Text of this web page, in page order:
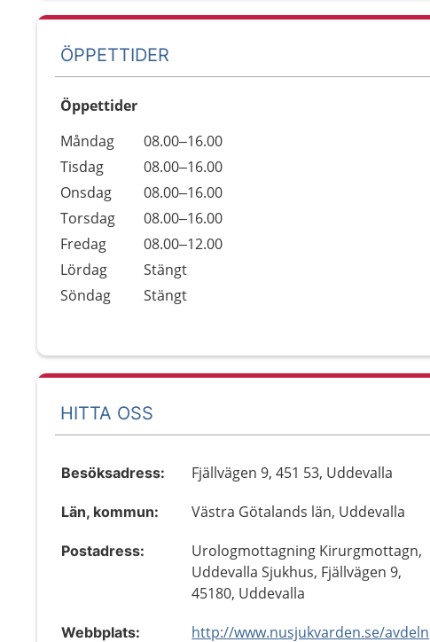
ÖPPETTIDER
Öppettider
Dag
Öppettider
Kommentarer
Måndag
08.00–16.00
Tisdag
08.00–16.00
Onsdag
08.00–16.00
Torsdag
08.00–16.00
Fredag
08.00–12.00
Lördag
Stängt
Söndag
Stängt
HITTA OSS
Besöksadress: Fjällvägen 9, 451 53, Uddevalla
Län, kommun: Västra Götalands län, Uddevalla
Postadress:
Urologmottagning Kirurgmottagn,
Uddevalla Sjukhus, Fjällvägen 9,
45180, Uddevalla
Webbplats: